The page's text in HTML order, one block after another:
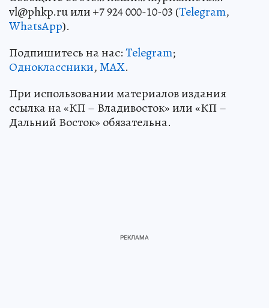
vl@phkp.ru или +7 924 000-10-03 (Telegram,
WhatsApp).
Подпишитесь на нас:Telegram;
Одноклассники,MAX.
При использовании материалов издания
ссылка на «КП – Владивосток» или «КП –
Дальний Восток» обязательна.